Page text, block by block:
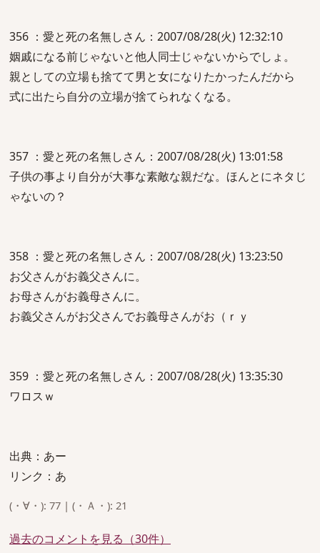
356 ：愛と死の名無しさん：2007/08/28(火) 12:32:10
姻戚になる前じゃないと他人同士じゃないからでしょ。
親としての立場も捨てて男と女になりたかったんだから
式に出たら自分の立場が捨てられなくなる。
357 ：愛と死の名無しさん：2007/08/28(火) 13:01:58
子供の事より自分が大事な素敵な親だな。ほんとにネタじ
ゃないの？
358 ：愛と死の名無しさん：2007/08/28(火) 13:23:50
お父さんがお義父さんに。
お母さんがお義母さんに。
お義父さんがお父さんでお義母さんがお（ｒｙ
359 ：愛と死の名無しさん：2007/08/28(火) 13:35:30
ワロスｗ
出典：あー
リンク：あ
(・∀・): 77 | (・Ａ・): 21
過去のコメントを見る（30件）